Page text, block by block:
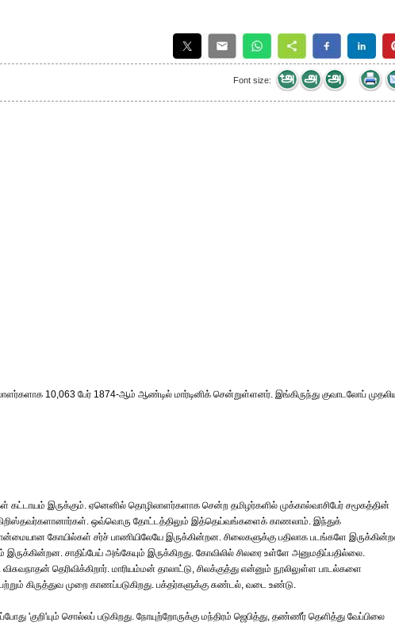
Font size:
10,063 பேர் 1874-ஆம் ஆண்டில் மார்டினிக் சென்றுள்ளனர். இங்கிருந்து குவாடலோப்
கட்டாயம் இருக்கும். ஏனெனில் தொழிலாளர்களாக சென்ற தமிழர்களில் முக்கால்வாசிபேர் சமூகத்தின்
கிறிஸ்தவர்களானார்கள். ஒவ்வொரு தோட்டத்திலும் இத்தெய்வங்களைக் காணலாம். இந்துக்
கோயில்கள் சர்ச் பாணியிலேயே இருக்கின்றன. சிலைகளுக்கு பதிலாக படங்களே
சாதிப்பேய் அங்கேயும் இருக்கிறது. கோவிலில் சிலரை உள்ளே அனுமதிப்பதில்லை.
தெரிவிக்கிறார். மாரியம்மன் தாலாட்டு, சிலக்குத்து என்னும் நூலிலுள்ள பாடல்களை
கிருத்துவ முறை காணப்படுகிறது. பக்தர்களுக்கு சுண்டல், வடை உண்டு.
'குறி'யும் சொல்லப் படுகிறது. நோயுற்றோருக்கு மந்திரம் ஜெபித்து, தண்ணீர் தெளித்து வேப்பிலை